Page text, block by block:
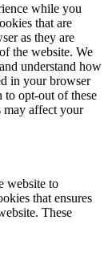
while you
that are
as they are
the website. We
understand how
in your browser
to opt-out of these
may affect your
website to
that ensures
These